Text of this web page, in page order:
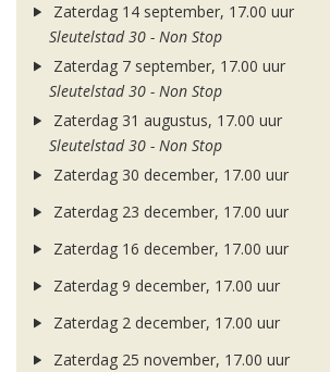
Zaterdag 14 september, 17.00 uur
Sleutelstad 30 - Non Stop
Zaterdag 7 september, 17.00 uur
Sleutelstad 30 - Non Stop
Zaterdag 31 augustus, 17.00 uur
Sleutelstad 30 - Non Stop
Zaterdag 30 december, 17.00 uur
Zaterdag 23 december, 17.00 uur
Zaterdag 16 december, 17.00 uur
Zaterdag 9 december, 17.00 uur
Zaterdag 2 december, 17.00 uur
Zaterdag 25 november, 17.00 uur